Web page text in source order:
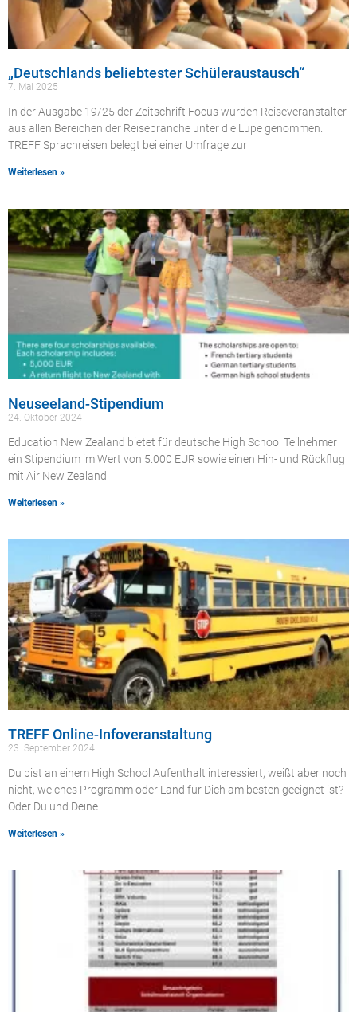
„Deutschlands beliebtester Schüleraustausch“
7. Mai 2025
In der Ausgabe 19/25 der Zeitschrift Focus wurden Reiseveranstalter
aus allen Bereichen der Reisebranche unter die Lupe genommen.
TREFF Sprachreisen belegt bei einer Umfrage zur
Weiterlesen »
Neuseeland-Stipendium
24. Oktober 2024
Education New Zealand bietet für deutsche High School Teilnehmer
ein Stipendium im Wert von 5.000 EUR sowie einen Hin- und Rückflug
mit Air New Zealand
Weiterlesen »
TREFF Online-Infoveranstaltung
23. September 2024
Du bist an einem High School Aufenthalt interessiert, weißt aber noch
nicht, welches Programm oder Land für Dich am besten geeignet ist?
Oder Du und Deine
Weiterlesen »